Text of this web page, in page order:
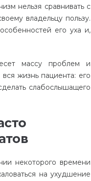
нельзя сравнивать с
владельцу пользу.
его уха и,
массу проблем и
жизнь пациента: его
слабослышащего
некоторого времени
на ухудшение